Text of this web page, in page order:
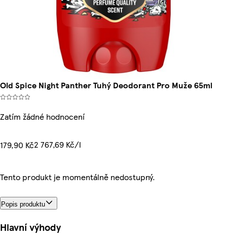
Old Spice Night Panther Tuhý Deodorant Pro Muže 65ml
Zatím žádné hodnocení
179,90 Kč2 767,69 Kč/l
Tento produkt je momentálně nedostupný.
Popis produktu
Hlavní výhody